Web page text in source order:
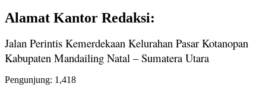
Alamat Kantor Redaksi:
Jalan Perintis Kemerdekaan Kelurahan Pasar Kotanopan
Kabupaten Mandailing Natal – Sumatera Utara
Pengunjung: 1,418